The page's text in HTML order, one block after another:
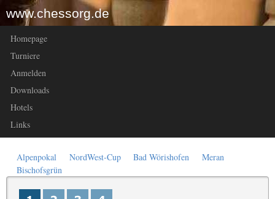
www.chessorg.de
Homepage
Turniere
Anmelden
Downloads
Hotels
Links
Alpenpokal NordWest-Cup Bad Wörishofen
Meran
Bischofsgrün